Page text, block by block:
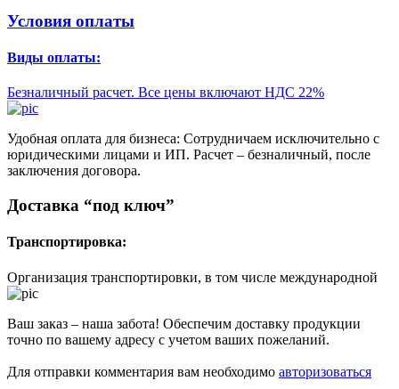
Условия оплаты
Виды оплаты:
Безналичный расчет. Все цены включают НДС 22%
Удобная оплата для бизнеса: Сотрудничаем исключительно с
юридическими лицами и ИП. Расчет – безналичный, после
заключения договора.
Доставка “под ключ”
Транспортировка:
Организация транспортировки, в том числе международной
Ваш заказ – наша забота! Обеспечим доставку продукции
точно по вашему адресу с учетом ваших пожеланий.
Для отправки комментария вам необходимо авторизоваться